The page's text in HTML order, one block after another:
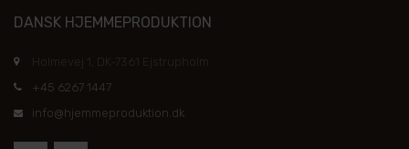
DANSK HJEMMEPRODUKTION
Holmevej 1, DK-7361 Ejstrupholm
+45 6267 1447
info@hjemmeproduktion.dk